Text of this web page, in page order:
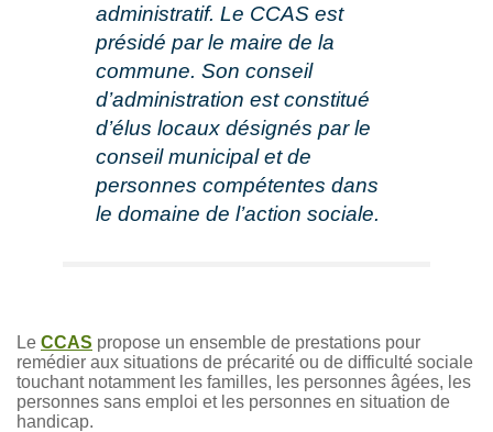
administratif. Le CCAS est
présidé par le maire de la
commune. Son conseil
d’administration est constitué
d’élus locaux désignés par le
conseil municipal et de
personnes compétentes dans
le domaine de l’action sociale.
Le CCAS propose un ensemble de prestations pour
remédier aux situations de précarité ou de difficulté sociale
touchant notamment les familles, les personnes âgées, les
personnes sans emploi et les personnes en situation de
handicap.